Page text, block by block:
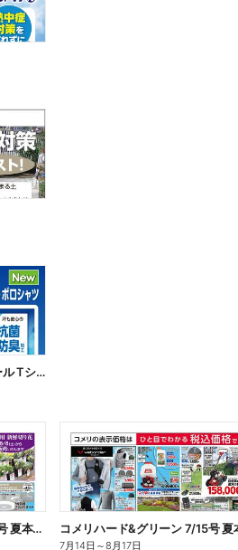
〈SOLVIC〉 -10℃ダブルクール Tシャツ・ポロシャツ
コメリハード&グリーン 7/15号 夏本番を楽しもう オモテ
7月14日 ～8月17日